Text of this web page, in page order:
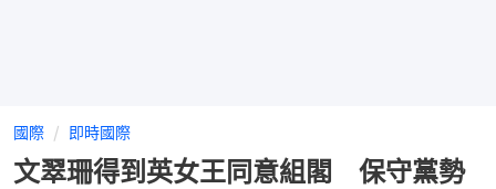
國際 即時國際
文翠珊得到英女王同意組閣 保守黨勢